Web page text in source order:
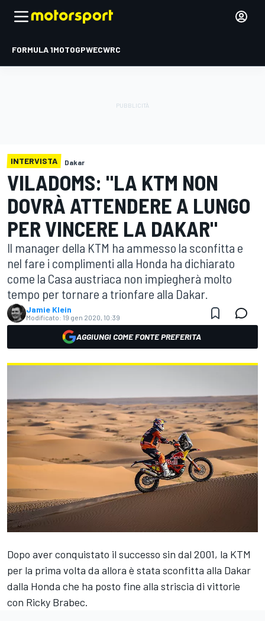
FORMULA 1MOTOGPWECWRC
INTERVISTA Dakar
VILADOMS: "LA KTM NON
DOVRÀ ATTENDERE A LUNGO
PER VINCERE LA DAKAR"
Il manager della KTM ha ammesso la sconfitta e
nel fare i complimenti alla Honda ha dichiarato
come la Casa austriaca non impiegherà molto
tempo per tornare a trionfare alla Dakar.
Jamie Klein
Modificato: 19 gen 2020, 10:39
AGGIUNGI COME FONTE PREFERITA
Dopo aver conquistato il successo sin dal 2001, la KTM
per la prima volta da allora è stata sconfitta alla Dakar
dalla Honda che ha posto fine alla striscia di vittorie
con Ricky Brabec.